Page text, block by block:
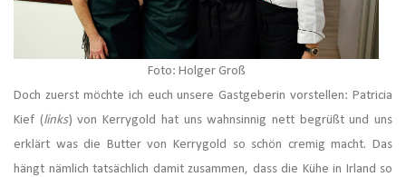
Foto: Holger Groß
Doch zuerst möchte ich euch unsere Gastgeberin vorstellen: Patricia
Kief (links) von Kerrygold hat uns wahnsinnig nett begrüßt und uns
erklärt was die Butter von Kerrygold so schön cremig macht. Das
hängt nämlich tatsächlich damit zusammen, dass die Kühe in Irland so